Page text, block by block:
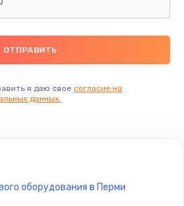
видит флешку
400 руб.
Заказать
я даю свое согласие на
данных.
оборудования в Перми